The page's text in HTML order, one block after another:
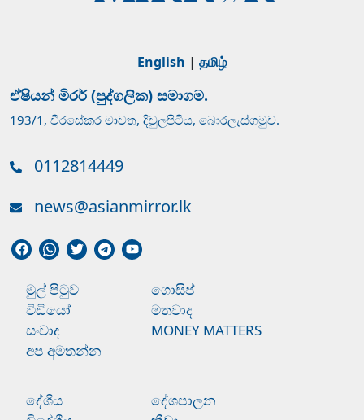
English | தமிழ்
ඒෂියන් මිරර් (පුද්ගලික) සමාගම.
193/1, වීරසේකර මාවත, දිවුලපිටිය, බොරලැස්ගමුව.
0112814449
news@asianmirror.lk
මුල් පිටුව
ගොසිප්
වීඩියෝ
මතවාද
සංවාද
MONEY MATTERS
අප අමතන්න
දේශීය
දේශපාලන